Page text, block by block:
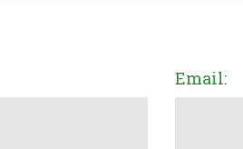
Email: